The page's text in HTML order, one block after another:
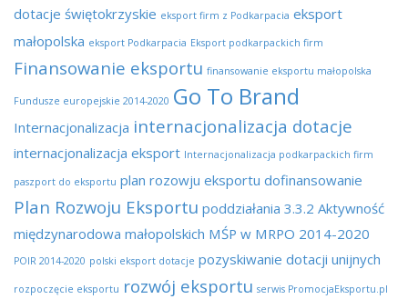
dotacje świętokrzyskie eksport firm z Podkarpacia eksport
małopolska eksport Podkarpacia Eksport podkarpackich firm
Finansowanie eksportu finansowanie eksportu małopolska
Fundusze europejskie 2014-2020 Go To Brand
Internacjonalizacja internacjonalizacja dotacje
internacjonalizacja eksport Internacjonalizacja podkarpackich firm
paszport do eksportu plan rozowju eksportu dofinansowanie
Plan Rozwoju Eksportu poddziałania 3.3.2 Aktywność
międzynarodowa małopolskich MŚP w MRPO 2014-2020
POIR 2014-2020 polski eksport dotacje pozyskiwanie dotacji unijnych
rozpoczęcie eksportu rozwój eksportu serwis PromocjaEksportu.pl